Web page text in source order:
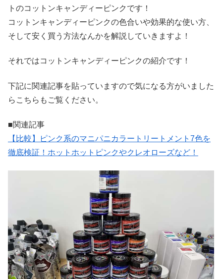
トのコットンキャンディーピンクです！
コットンキャンディーピンクの色合いや効果的な使い方、
そして安く買う方法なんかを解説していきますよ！
それではコットンキャンディーピンクの紹介です！
下記に関連記事を貼っていますので気になる方がいました
らこちらもご覧ください。
■関連記事
【比較】ピンク系のマニパニカラートリートメント7色を
徹底検証！ホットホットピンクやクレオローズなど！